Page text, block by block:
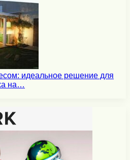
идеальное решение для
на…